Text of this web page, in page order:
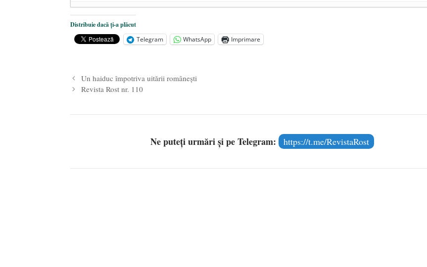
Un bit sau patru cadrane? Politica nu e doar alb și negru
Din dragoste pentru Frumos (II)
- 10 iunie 2013
DIN DRAGOSTE PENTRU FRUMOS – Reportaj TVR 2013
Distribuie dacă ți-a plăcut
Telegram
WhatsApp Imprimare
Un haiduc împotriva uitării românești
Revista Rost nr. 110
Ne puteți urmări și pe Telegram: https://t.me/RevistaRost